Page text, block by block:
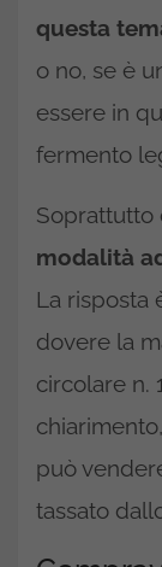
questa
o no, se è
essere in
fermento
Soprattutto
modalità
La risposta
dovere la
circolare n.
può
tassato